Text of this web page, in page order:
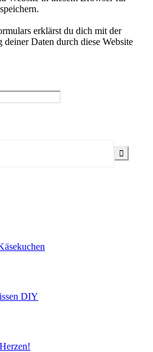
erklärst du dich mit der
deiner Daten durch diese Website
DIY